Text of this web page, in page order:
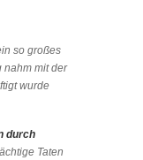
so großes
nahm mit der
wurde
durch
Taten